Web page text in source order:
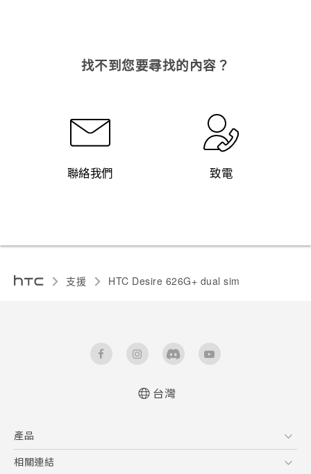
找不到您要尋找的內容？
聯絡我們 致電
支援 HTC Desire 626G+ dual sim‎
台灣
產品
5G
相關連結